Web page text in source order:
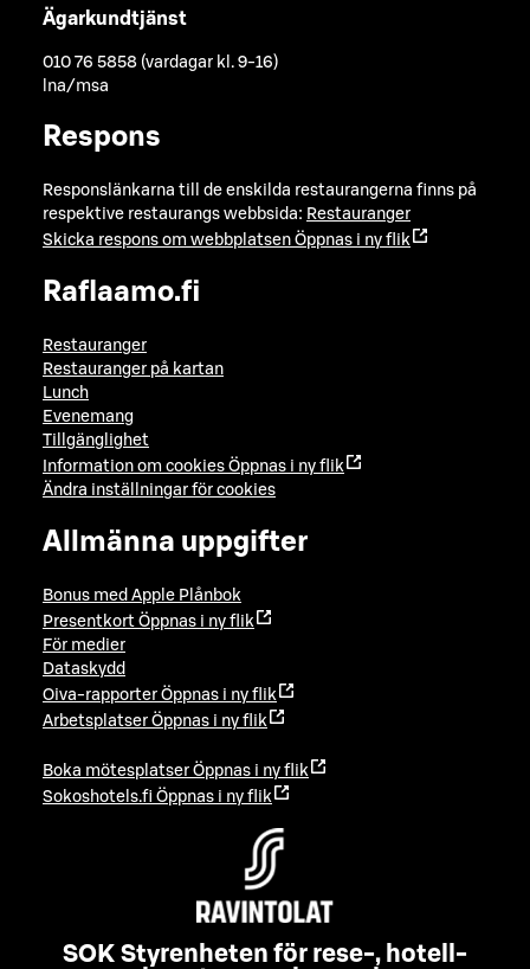
Ägarkundtjänst
010 76 5858 (vardagar kl. 9-16)
lna/msa
Respons
Responslänkarna till de enskilda restaurangerna finns på
respektive restaurangs webbsida: Restauranger
Skicka respons om webbplatsen Öppnas i ny flik
Raflaamo.fi
Restauranger
Restauranger på kartan
Lunch
Evenemang
Tillgänglighet
Information om cookies Öppnas i ny flik
Ändra inställningar för cookies
Allmänna uppgifter
Bonus med Apple Plånbok
Presentkort Öppnas i ny flik
För medier
Dataskydd
Oiva-rapporter Öppnas i ny flik
Arbetsplatser Öppnas i ny flik
Boka mötesplatser Öppnas i ny flik
Sokoshotels.fi Öppnas i ny flik
SOK Styrenheten för rese-, hotell-